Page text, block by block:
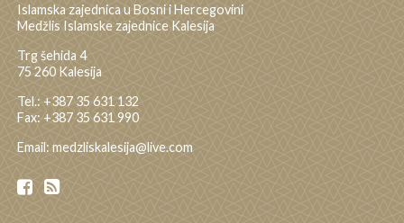
Islamska zajednica u Bosni i Hercegovini
Medžlis Islamske zajednice Kalesija
Trg šehida 4
75 260 Kalesija
Tel.: +387 35 631 132
Fax: +387 35 631 990
Email: medzliskalesija@live.com